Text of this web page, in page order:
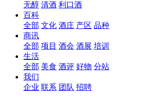
无醇 清酒 利口酒
百科
全部 文化 酒庄 产区 品种
商讯
全部 项目 酒会 酒展 培训
生活
全部 美食 酒评 好物 分站
我们
企业 联系 团队 招聘